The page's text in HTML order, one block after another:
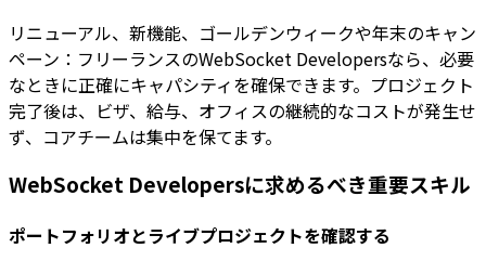
リニューアル、新機能、ゴールデンウィークや年末のキャン
ペーン：フリーランスのWebSocket Developersなら、必要
なときに正確にキャパシティを確保できます。プロジェクト
完了後は、ビザ、給与、オフィスの継続的なコストが発生せ
ず、コアチームは集中を保てます。
WebSocket Developersに求めるべき重要スキル
ポートフォリオとライブプロジェクトを確認する